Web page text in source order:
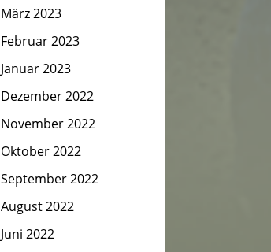
März 2023
Februar 2023
Januar 2023
Dezember 2022
November 2022
Oktober 2022
September 2022
August 2022
Juni 2022